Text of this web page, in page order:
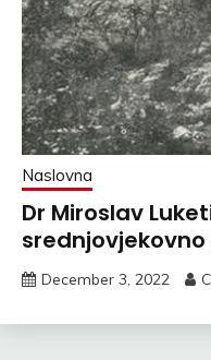
Naslovna
Dr Miroslav
December 3, 2022